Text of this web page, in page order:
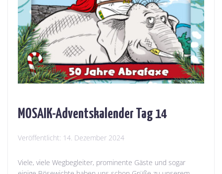
MOSAIK-Adventskalender Tag 14
Veröffentlicht: 14. Dezember 2024
Viele, viele Wegbegleiter, prominente Gäste und sogar